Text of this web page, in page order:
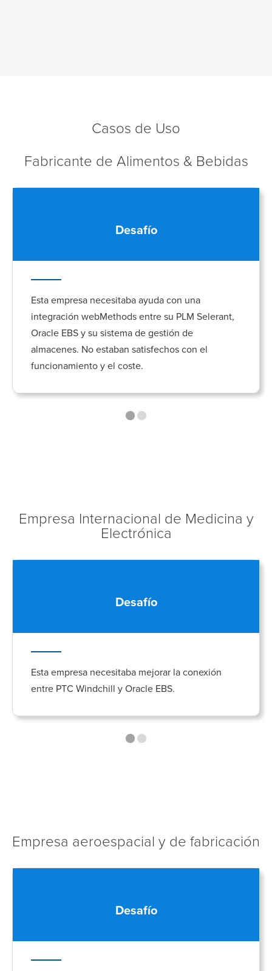
Casos de Uso
Fabricante de Alimentos & Bebidas
Desafío
Esta empresa necesitaba ayuda con una
integración webMethods entre su PLM Selerant,
Oracle EBS y su sistema de gestión de
almacenes. No estaban satisfechos con el
funcionamiento y el coste.
Empresa Internacional de Medicina y
Electrónica
Desafío
Esta empresa necesitaba mejorar la conexión
entre PTC Windchill y Oracle EBS.
Empresa aeroespacial y de fabricación
Desafío